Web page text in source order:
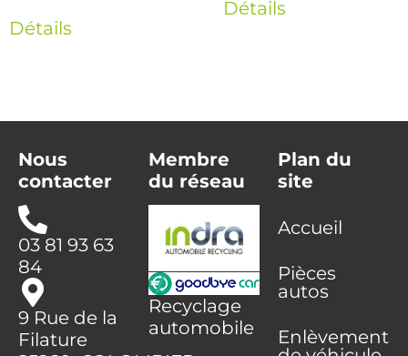
Détails
Détails
Nous
contacter
03 81 93 63
84
9 Rue de la
Filature
Membre
du réseau
Recyclage
automobile
Plan du
site
Accueil
Pièces
autos
Enlèvement